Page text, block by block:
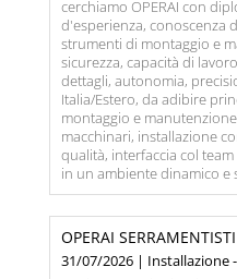
cerchiamo OPERAI con
d'esperienza, conoscenza
strumenti di montaggio e
sicurezza, capacità di
dettagli, autonomia,
Italia/Estero, da adibire
montaggio e
macchinari, installazione
qualità, interfaccia col
in un ambiente dinamico e
OPERAI SERRAMENTISTI
31/07/2026 | Installazione